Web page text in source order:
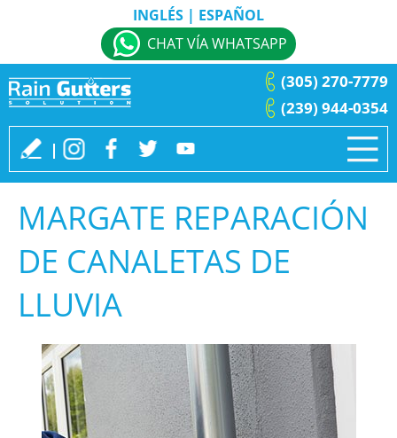
INGLÉS | ESPAÑOL
CHAT VÍA WHATSAPP
(239) 944-0354
(305) 270-7779
MARGATE REPARACIÓN
DE CANALETAS DE
LLUVIA